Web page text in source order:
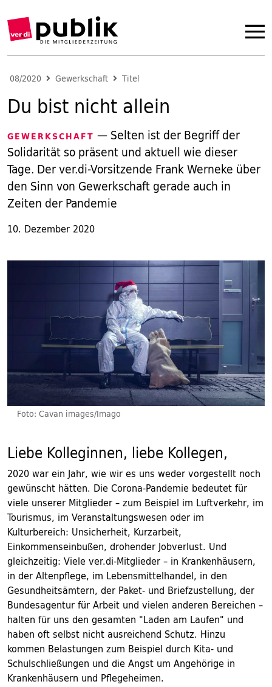
08/2020 Gewerkschaft Titel
Du bist nicht allein
GEWERKSCHAFT — Selten ist der Begriff der
Solidarität so präsent und aktuell wie dieser
Tage. Der ver.di-Vorsitzende Frank Werneke über
den Sinn von Gewerkschaft gerade auch in
Zeiten der Pandemie
10. Dezember 2020
Foto: Cavan images/Imago
Liebe Kolleginnen, liebe Kollegen,
2020 war ein Jahr, wie wir es uns weder vorgestellt noch
gewünscht hätten. Die Corona-Pandemie bedeutet für
viele unserer Mitglieder – zum Beispiel im Luftverkehr, im
Tourismus, im Veranstaltungswesen oder im
Kulturbereich: Unsicherheit, Kurzarbeit,
Einkommenseinbußen, drohender Jobverlust. Und
gleichzeitig: Viele ver.di-Mitglieder – in Krankenhäusern,
in der Altenpflege, im Lebensmittelhandel, in den
Gesundheitsämtern, der Paket- und Briefzustellung, der
Bundesagentur für Arbeit und vielen anderen Bereichen –
halten für uns den gesamten "Laden am Laufen" und
haben oft selbst nicht ausreichend Schutz. Hinzu
kommen Belastungen zum Beispiel durch Kita- und
Schulschließungen und die Angst um Angehörige in
Krankenhäusern und Pflegeheimen.